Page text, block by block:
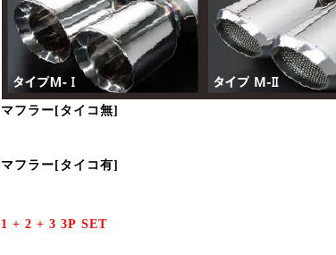
マフラー[タイコ無]
マフラー[タイコ有]
1 + 2 + 3 3P SET